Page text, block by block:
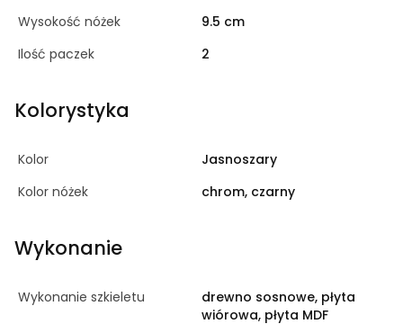
Wysokość nóżek
9.5 cm
Ilość paczek
2
Kolorystyka
Kolor
Jasnoszary
Kolor nóżek
chrom, czarny
Wykonanie
Wykonanie szkieletu
drewno sosnowe, płyta
wiórowa, płyta MDF